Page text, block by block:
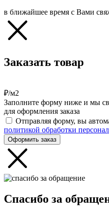
в ближайшее время с Вами
Заказать товар
₽/м2
Заполните форму ниже и мы
для оформления заказа
Отправляя форму, вы
политикой обработки
Оформить заказ
Спасибо за